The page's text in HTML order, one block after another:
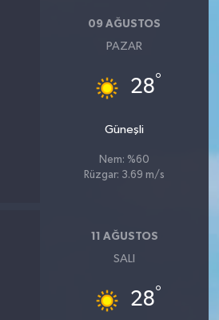
09 AĞUSTOS
PAZAR
28°
Güneşli
Nem: %60
Rüzgar: 3.69 m/s
11 AĞUSTOS
SALI
28°